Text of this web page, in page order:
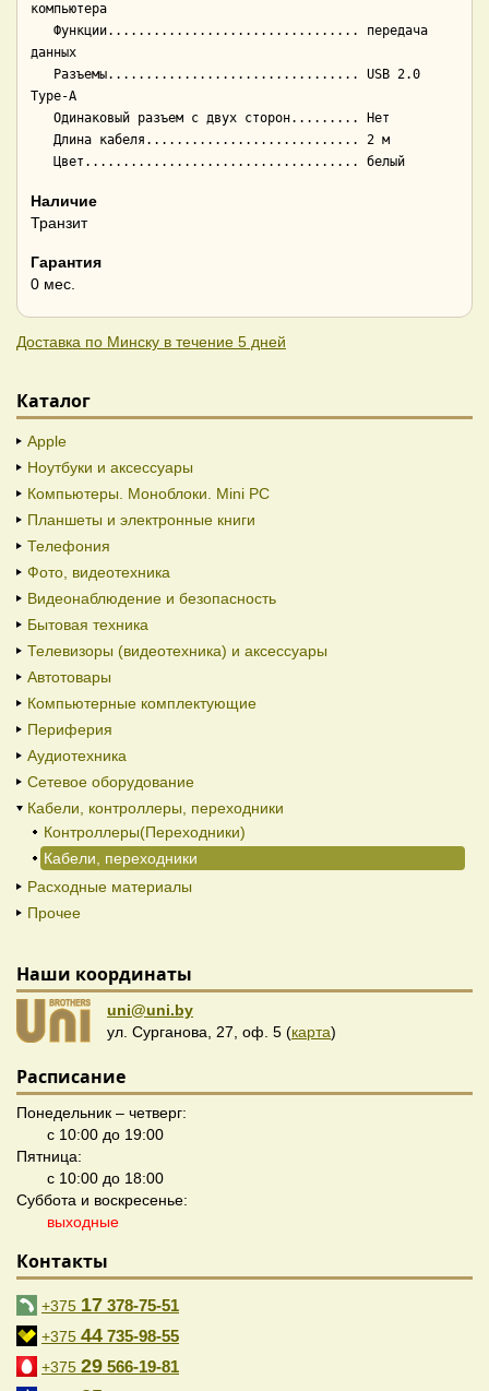
компьютера
данных
Type-A
Наличие
Транзит
Гарантия
0 мес.
Доставка по Минску в течение 5 дней
Каталог
Apple
Ноутбуки и аксессуары
Компьютеры. Моноблоки. Mini PC
Планшеты и электронные книги
Телефония
Фото, видеотехника
Видеонаблюдение и безопасность
Бытовая техника
Телевизоры (видеотехника) и аксессуары
Автотовары
Компьютерные комплектующие
Периферия
Аудиотехника
Сетевое оборудование
Кабели, контроллеры, переходники
Контроллеры(Переходники)
Кабели, переходники
Расходные материалы
Прочее
Наши координаты
uni@uni.by
ул. Сурганова, 27, оф. 5 (карта)
Расписание
Понедельник – четверг:
с 10:00 до 19:00
Пятница:
с 10:00 до 18:00
Суббота и воскресенье:
выходные
Контакты
+375 17 378-75-51
+375 44 735-98-55
+375 29 566-19-81